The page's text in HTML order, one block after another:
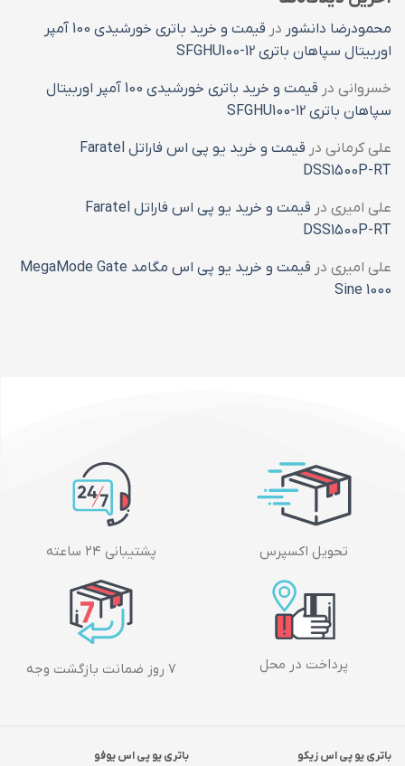
محمودرضا دانشور در
قیمت و خرید باتری خورشیدی 100 آمپر
اوربیتال سپاهان باتری SFGHU100-12
خسروانی در
قیمت و خرید باتری خورشیدی 100 آمپر اوربیتال
سپاهان باتری SFGHU100-12
علی کرمانی در
قیمت و خرید یو پی اس فاراتل Faratel
DSS1500P-RT
علی امیری در
قیمت و خرید یو پی اس فاراتل Faratel
DSS1500P-RT
علی امیری در
قیمت و خرید یو پی اس مگامد MegaMode Gate
Sine 1000
تحویل اکسپرس پشتیبانی ۲۴ ساعته
پرداخت در محل ۷ روز ضمانت بازگشت وجه
باتری یو پی اس زیکو باتری یو پی اس یوفو